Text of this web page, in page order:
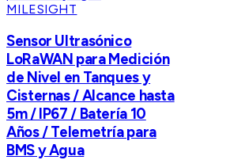
MILESIGHT
Sensor Ultrasónico
LoRaWAN para Medición
de Nivel en Tanques y
Cisternas / Alcance hasta
5m / IP67 / Batería 10
Años / Telemetría para
BMS y Agua